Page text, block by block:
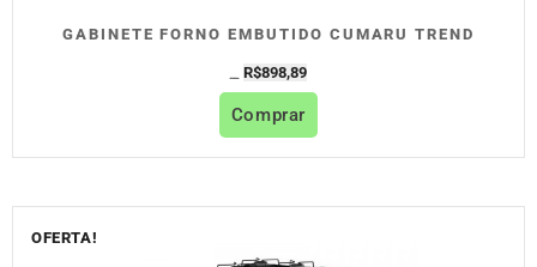
GABINETE FORNO EMBUTIDO CUMARU TREND
R$898,89
Comprar
OFERTA!